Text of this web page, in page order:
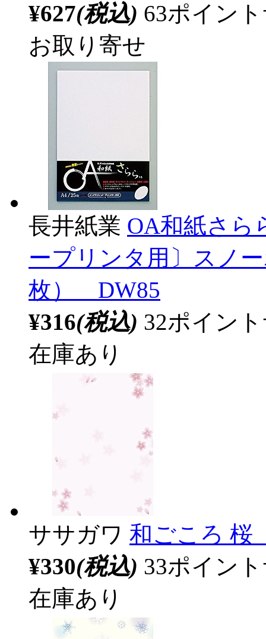
¥627(税込) 63ポイン
お取り寄せ
長井紙業 OA和紙さら
ープリンタ用〕スノ
枚） DW85
¥316(税込) 32ポイン
在庫あり
ササガワ 和ごころ 桜
¥330(税込) 33ポイン
在庫あり